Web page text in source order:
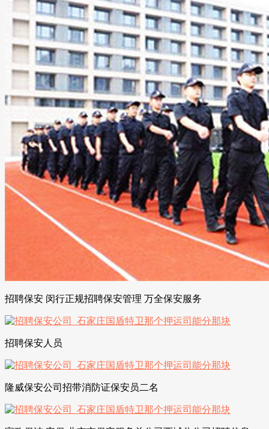
招聘保安 闵行正规招聘保安管理 万全保安服务
招聘保安人员
隆威保安公司招带消防证保安员二名